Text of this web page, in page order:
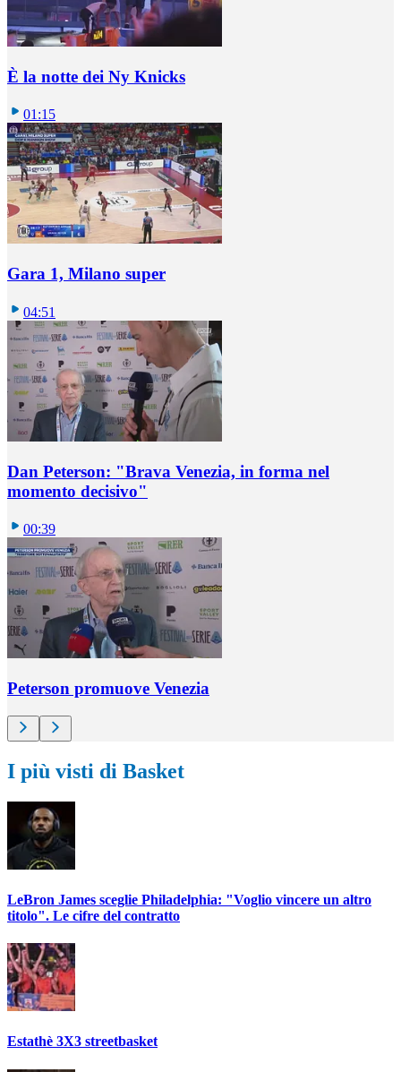
È la notte dei Ny Knicks
01:15
Gara 1, Milano super
04:51
Dan Peterson: "Brava Venezia, in forma nel
momento decisivo"
00:39
Peterson promuove Venezia
I più visti di Basket
LeBron James sceglie Philadelphia: "Voglio vincere un altro
titolo". Le cifre del contratto
Estathè 3X3 streetbasket